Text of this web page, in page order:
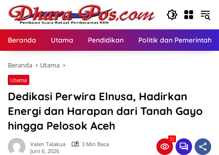
Langsung
konten
Beranda Utama Pendidikan Politik dan
Beranda Utama
Utama
Dedikasi Perwira Elnusa, Hadirkan
Energi dan Harapan dari Tanah Gayo
hingga Pelosok Aceh
Valen Talakua
3 Min Baca
Juni 6, 2026
31